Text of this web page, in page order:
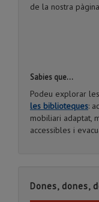
de la nostra
Sabies que...
Podeu explorar
les biblioteques:
mobiliari adaptat,
accessibles i
Dones, dones,